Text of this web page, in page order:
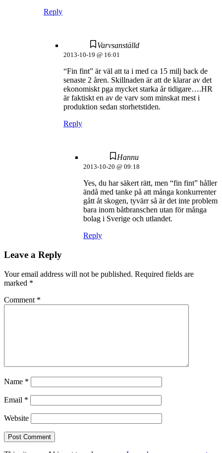
Reply
Varvsanställd
2013-10-19 @ 16:01
“Fin fint” är väl att ta i med ca 15 milj back de
senaste 2 åren. Skillnaden är att de klarar av det
ekonomiskt pga mycket starka år tidigare….HR
är faktiskt en av de varv som minskat mest i
produktion sedan storhetstiden.
Reply
Hannu
2013-10-20 @ 09:18
Yes, du har säkert rätt, men “fin fint” håller
ändå med tanke på att många konkurrenter
gått åt skogen, tyvärr så är det inte problem
bara inom båtbranschen utan för många
bolag i Sverige och utlandet.
Reply
Leave a Reply
Your email address will not be published. Required fields are
marked *
Comment *
Name *
Email *
Website